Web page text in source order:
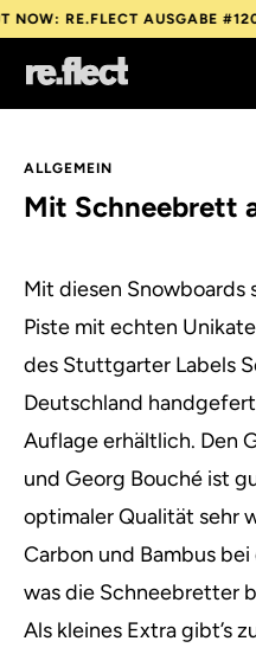
RE.FLECT AUSGABE #120 –
RE.FLECT AUSGABE #120 –
ALLGEMEIN
Mit Schneebrett
Mit diesen
Piste mit echten
des Stuttgarter Labels
Deutschland
Auflage erhältlich. Den
und Georg Bouché ist
optimaler Qualität sehr
Carbon und Bambus
was die Schneebretter
Als kleines Extra gibt’s